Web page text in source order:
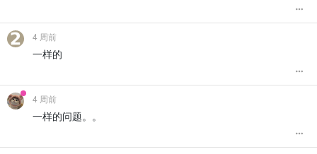
4 周前
一样的
4 周前
一样的问题。。